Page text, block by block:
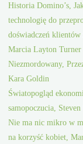
Historia Domino’s,
technologię do
doświadczeń klientów
Marcia Layton Turner
Niezmordowany,
Kara Goldin
Światopogląd
samopoczucia,
Nie ma nic mikro w
na korzyść kobiet,